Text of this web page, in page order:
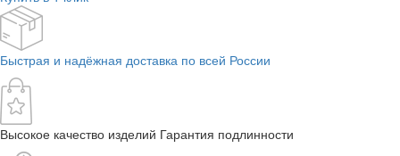
Быстрая и надёжная доставка по всей России
Высокое качество изделий Гарантия подлинности